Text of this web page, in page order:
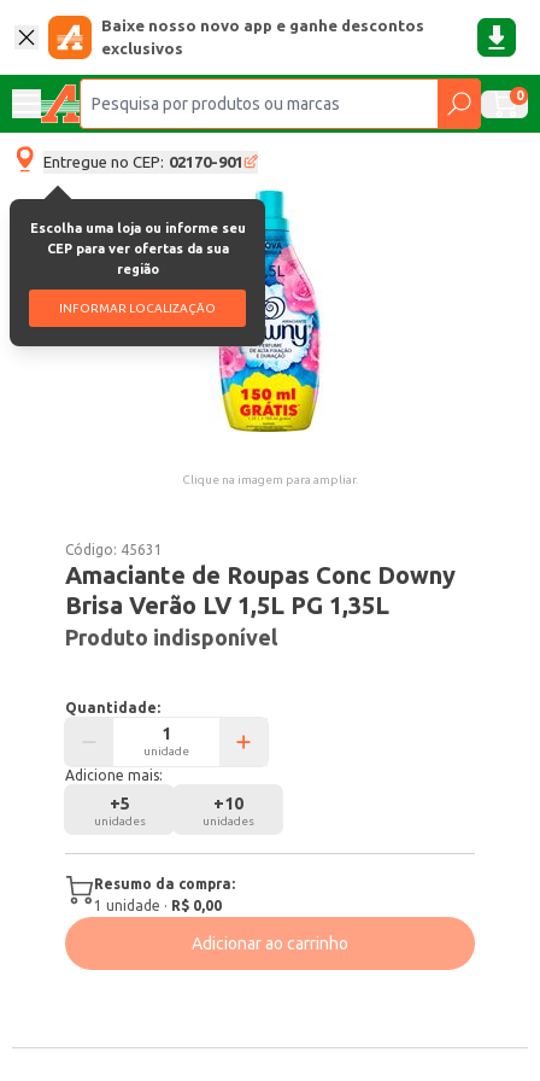
Baixe nosso novo app e ganhe descontos
exclusivos
0
Entregue no CEP: 02170-901
Escolha uma loja ou informe seu
CEP para ver ofertas da sua
região
INFORMAR LOCALIZAÇÃO
Clique na imagem para ampliar.
Código: 45631
Amaciante de Roupas Conc Downy
Brisa Verão LV 1,5L PG 1,35L
Produto indisponível
Quantidade:
unidade
Adicione mais:
+5
unidades
+10
unidades
Resumo da compra:
1 unidade · R$ 0,00
Adicionar ao carrinho